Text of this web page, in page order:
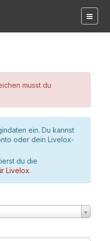
musst du
ein. Du kannst
oder dein Livelox-
du die
Livelox.